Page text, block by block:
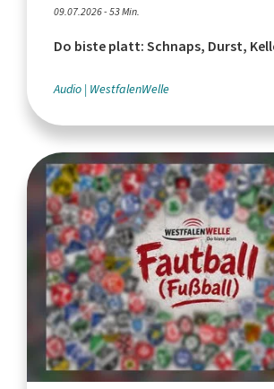
09.07.2026 - 53 Min.
Do biste platt: Schnaps, Durst,
Audio WestfalenWelle